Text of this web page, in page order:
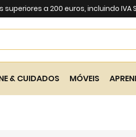
a 200 euros, incluindo IVA
Search
& CUIDADOS MÓVEIS